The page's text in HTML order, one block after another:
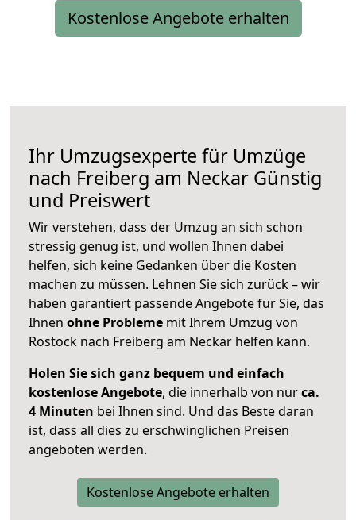
Kostenlose Angebote erhalten
Ihr Umzugsexperte für Umzüge
nach Freiberg am Neckar Günstig
und Preiswert
Wir verstehen, dass der Umzug an sich schon
stressig genug ist, und wollen Ihnen dabei
helfen, sich keine Gedanken über die Kosten
machen zu müssen. Lehnen Sie sich zurück – wir
haben garantiert passende Angebote für Sie, das
Ihnen ohne Probleme mit Ihrem Umzug von
Rostock nach Freiberg am Neckar helfen kann.
Holen Sie sich ganz bequem und einfach
kostenlose Angebote, die innerhalb von nurca.
4 Minuten bei Ihnen sind. Und das Beste daran
ist, dass all dies zu erschwinglichen Preisen
angeboten werden.
Kostenlose Angebote erhalten